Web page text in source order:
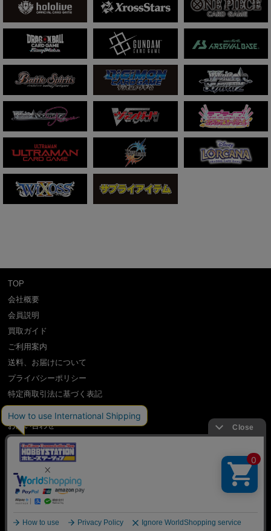
TOP
会社概要
会員説明
買取ガイド
ご利用案内
送料、お届けについて
プライバシーポリシー
特定商取引法に基づく表記
お問い合わせ
利用規約
International Shipping Guidance
copyright (c) Hobby Station all rights reserved.